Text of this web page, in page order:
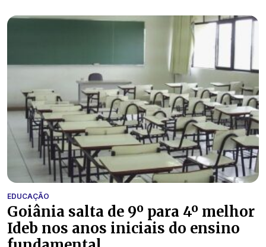
EDUCAÇÃO
Goiânia salta de 9º para 4º melhor
Ideb nos anos iniciais do ensino